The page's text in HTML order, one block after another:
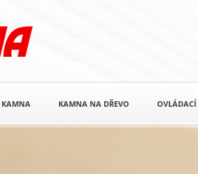
KAMNA KAMNA NA DŘEVO OVLÁDACÍ